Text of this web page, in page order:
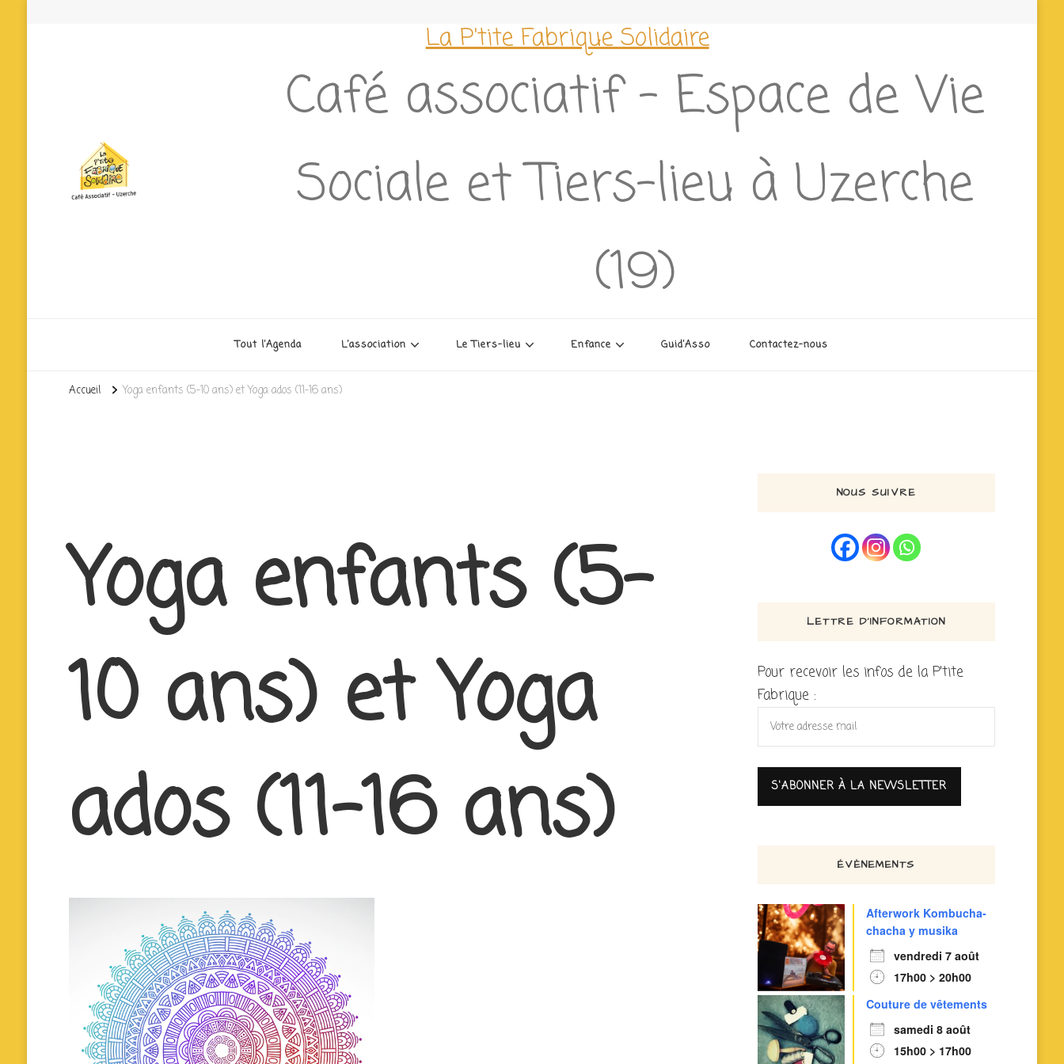
La P'tite Fabrique Solidaire
Café associatif – Espace de Vie
Sociale et Tiers-lieu à Uzerche
(19)
Tout l’Agenda L’association Le Tiers-lieu Enfance Guid’Asso Contactez-nous
Accueil Yoga enfants (5-10 ans) et Yoga ados (11-16 ans)
Yoga enfants (5-
10 ans) et Yoga
ados (11-16 ans)
NOUS SUIVRE
LETTRE D’INFORMATION
Pour recevoir les infos de la P'tite
Fabrique :
ÉVÈNEMENTS
Afterwork Kombucha-
chacha y musika
vendredi 7 août
17h00 > 20h00
Couture de vêtements
samedi 8 août
15h00 > 17h00